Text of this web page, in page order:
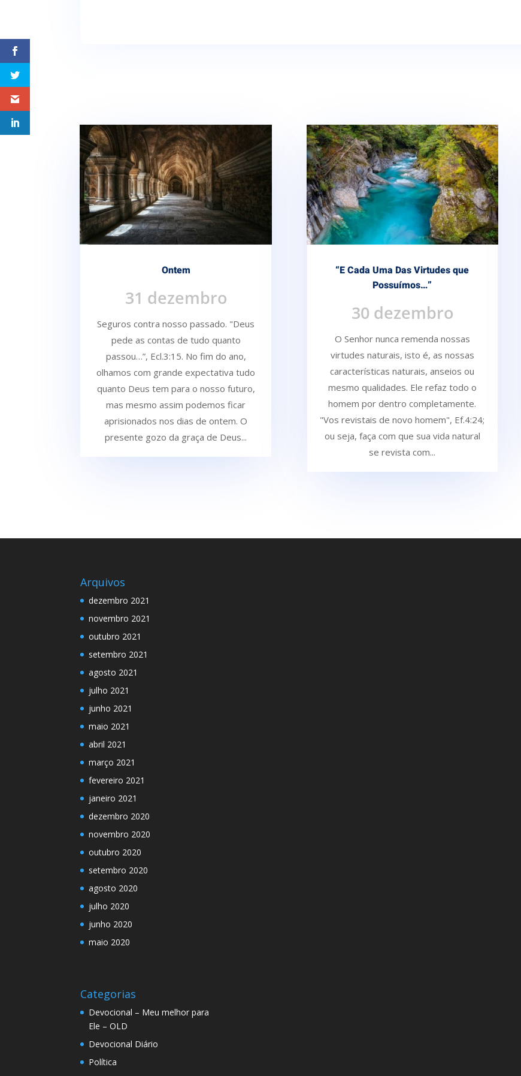
Ontem
31 dezembro
Seguros contra nosso passado. "Deus
pede as contas de tudo quanto
passou…”, Ecl.3:15. No fim do ano,
olhamos com grande expectativa tudo
quanto Deus tem para o nosso futuro,
mas mesmo assim podemos ficar
aprisionados nos dias de ontem. O
presente gozo da graça de Deus...
“E Cada Uma Das Virtudes que
Possuímos…”
30 dezembro
O Senhor nunca remenda nossas
virtudes naturais, isto é, as nossas
características naturais, anseios ou
mesmo qualidades. Ele refaz todo o
homem por dentro completamente.
"Vos revistais de novo homem", Ef.4:24;
ou seja, faça com que sua vida natural
se revista com...
Arquivos
dezembro 2021
novembro 2021
outubro 2021
setembro 2021
agosto 2021
julho 2021
junho 2021
maio 2021
abril 2021
março 2021
fevereiro 2021
janeiro 2021
dezembro 2020
novembro 2020
outubro 2020
setembro 2020
agosto 2020
julho 2020
junho 2020
maio 2020
Categorias
Devocional – Meu melhor para
Ele – OLD
Devocional Diário
Política